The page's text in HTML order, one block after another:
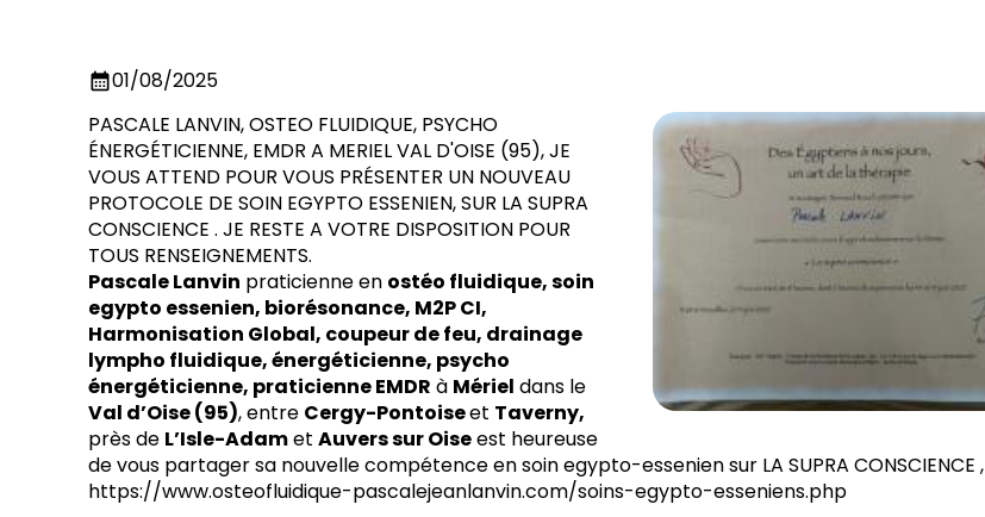
calendar_month01/08/2025
PASCALE LANVIN, OSTEO FLUIDIQUE, PSYCHO
ÉNERGÉTICIENNE, EMDR A MERIEL VAL D'OISE (95), JE
VOUS ATTEND POUR VOUS PRÉSENTER UN NOUVEAU
PROTOCOLE DE SOIN EGYPTO ESSENIEN, SUR LA SUPRA
CONSCIENCE . JE RESTE A VOTRE DISPOSITION POUR
TOUS RENSEIGNEMENTS.
Pascale Lanvin praticienne en ostéo fluidique, soin
egypto essenien, biorésonance, M2P CI,
Harmonisation Global, coupeur de feu, drainage
lympho fluidique, énergéticienne, psycho
énergéticienne, praticienne EMDR à Mériel dans le
Val d’Oise (95), entre Cergy-Pontoiseet Taverny,
près de L’Isle-AdametAuvers sur Oiseest heureuse
de vous partager sa nouvelle compétence en soin egypto-essenien sur LA SUPRA CONSCIENCE ,
https://www.osteofluidique-pascalejeanlanvin.com/soins-egypto-esseniens.php